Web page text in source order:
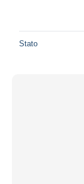
Stato